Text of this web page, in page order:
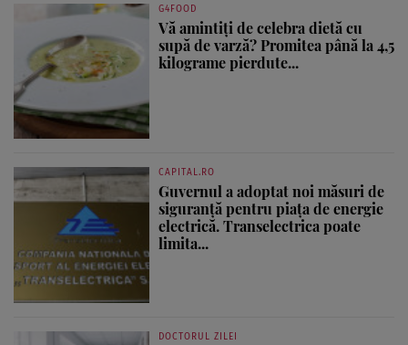
G4FOOD
Vă amintiți de celebra dietă cu
supă de varză? Promitea până la 4,5
kilograme pierdute...
CAPITAL.RO
Guvernul a adoptat noi măsuri de
siguranță pentru piața de energie
electrică. Transelectrica poate
limita...
DOCTORUL ZILEI